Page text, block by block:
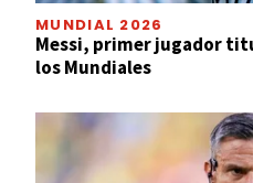
MUNDIAL 2026
Messi, primer jugador
los Mundiales